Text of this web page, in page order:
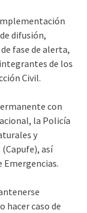
difusión,
fase de alerta,
de los
Civil.
con
la Policía
y
así
hacer caso de